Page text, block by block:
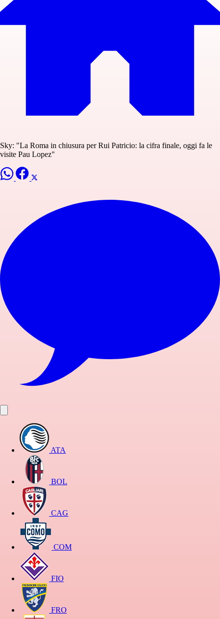
Sky: "La Roma in chiusura per Rui Patricio: la cifra finale, oggi fa le
visite Pau Lopez"
ATA
BOL
CAG
COM
FIO
FRO